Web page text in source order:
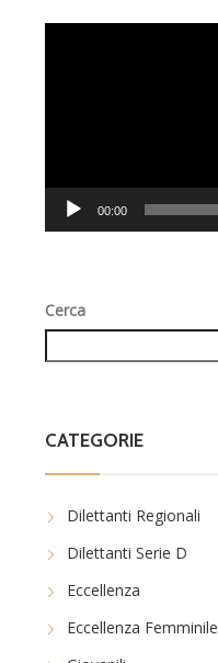
00:00
Cerca
CATEGORIE
Dilettanti Regionali
Dilettanti Serie D
Eccellenza
Eccellenza Femminile